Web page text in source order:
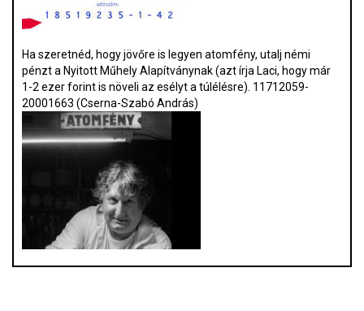
Ha szeretnéd, hogy jövőre is legyen atomfény, utalj némi
pénzt a Nyitott Műhely Alapítványnak (azt írja Laci, hogy már
1-2 ezer forint is növeli az esélyt a túlélésre). 11712059-
20001663 (Cserna-Szabó András)